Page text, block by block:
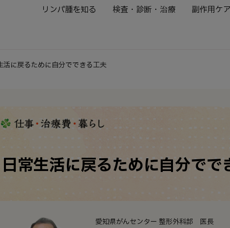
リンパ腫を知る 検査・診断・治療 副作用ケア
に戻るために自分でできる工夫
日常生活に戻るために自分でで
愛知県がんセンター 整形外科部 医長